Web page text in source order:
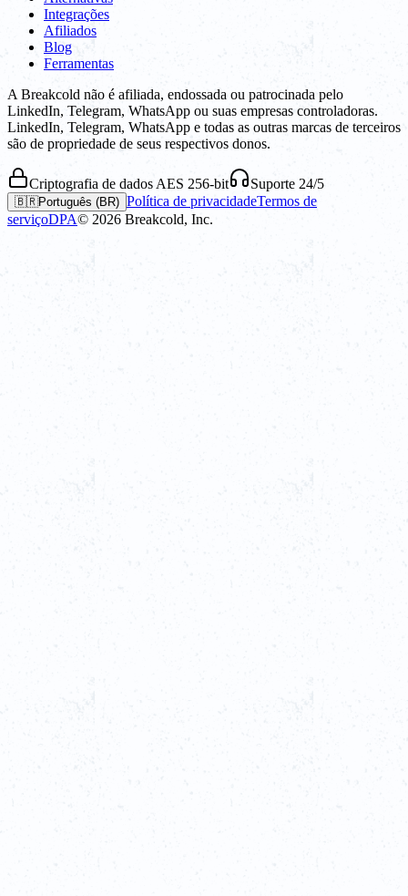
Integrações
Afiliados
Blog
Ferramentas
A Breakcold não é afiliada, endossada ou patrocinada pelo
LinkedIn, Telegram, WhatsApp ou suas empresas controladoras.
LinkedIn, Telegram, WhatsApp e todas as outras marcas de terceiros
são de propriedade de seus respectivos donos.
Criptografia de dados AES 256-bit Suporte 24/5
🇧🇷Português (BR) Política de privacidadeTermos de
serviçoDPA© 2026 Breakcold, Inc.